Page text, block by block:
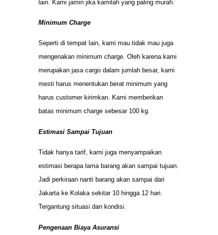
lain. Kami jamin jika kamilah yang paling murah.
Minimum Charge
Seperti di tempat lain, kami mau tidak mau juga
mengenakan minimum charge. Oleh karena kami
merupakan jasa cargo dalam jumlah besar, kami
mesti harus menentukan berat minimum yang
harus customer kirimkan. Kami memberikan
batas minimum charge sebesar 100 kg.
Estimasi Sampai Tujuan
Tidak hanya tarif, kami juga menyampaikan
estimasi berapa lama barang akan sampai tujuan.
Jadi perkiraan nanti barang akan sampai dari
Jakarta ke Kolaka sekitar 10 hingga 12 hari.
Tergantung situasi dan kondisi.
Pengenaan Biaya Asuransi